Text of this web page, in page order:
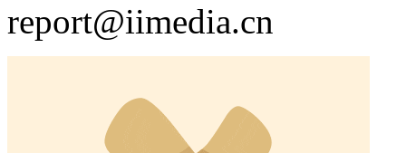
report@iimedia.cn